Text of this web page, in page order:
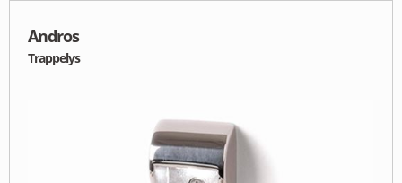
Andros
Trappelys